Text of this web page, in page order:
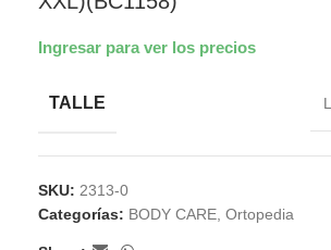
Ingresar para ver los precios
TALLE L
SKU: 2313-0
Categorías: BODY CARE Ortopedia